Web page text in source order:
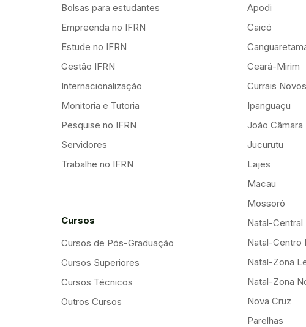
Bolsas para estudantes
Empreenda no IFRN
Estude no IFRN
Gestão IFRN
Internacionalização
Monitoria e Tutoria
Pesquise no IFRN
Servidores
Trabalhe no IFRN
Cursos
Cursos de Pós-Graduação
Cursos Superiores
Cursos Técnicos
Outros Cursos
Apodi
Caicó
Ceará-Mirim
Currais Novos
Ipanguaçu
João Câmara
Jucurutu
Lajes
Macau
Mossoró
Natal-Central
Natal-Centro
Natal-Zona
Natal-Zona
Nova Cruz
Parelhas